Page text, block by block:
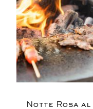
Notte Rosa al